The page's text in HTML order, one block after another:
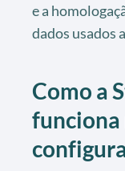
e a
dados usados
Como a